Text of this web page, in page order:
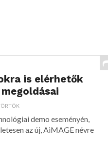
is elérhetők
demo eseményén,
az új, AiMAGE névre